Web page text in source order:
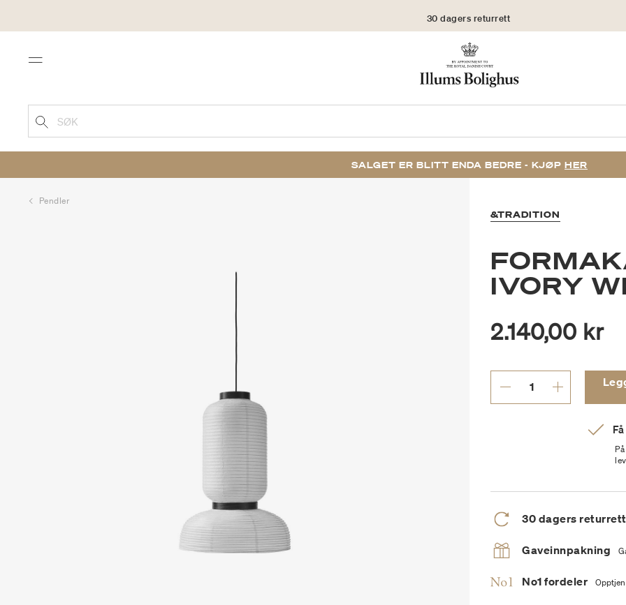
30 dagers returrett
Menu
SØK
SALGET ER BLITT ENDA BEDRE - KJØP HER
Pendler
&TRADITION
IVORY
2.140,00 kr
30 dagers returrett
Gaveinnpakning
No1 fordeler